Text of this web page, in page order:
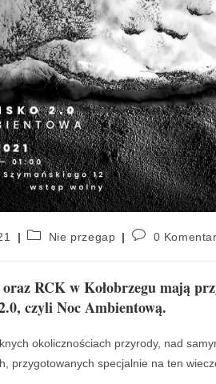
Nie przegap 0
RCK w Kołobrzegu mają
czyli Noc Ambientową.
okolicznościach przyrody, nad
przygotowanych specjalnie na ten